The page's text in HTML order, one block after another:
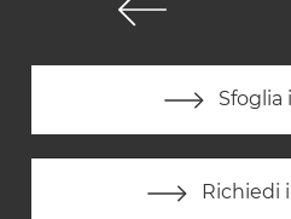
Sfoglia
Richiedi